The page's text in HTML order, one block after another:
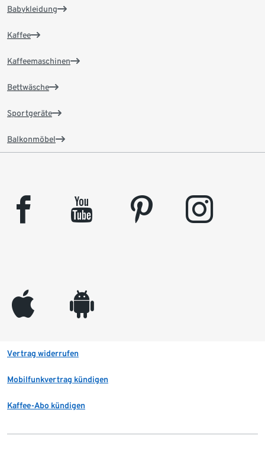
Babykleidung
Kaffee
Kaffeemaschinen
Bettwäsche
Sportgeräte
Balkonmöbel
facebook youtube pinterest instagram
appleinc android
Vertrag widerrufen
Mobilfunkvertrag kündigen
Kaffee-Abo kündigen